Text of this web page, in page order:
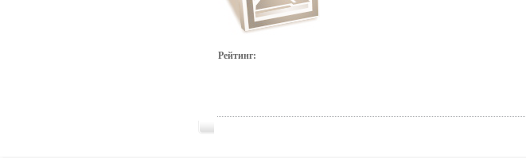
Рейтинг: